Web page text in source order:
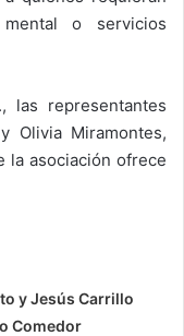
o servicios
las representantes
Olivia Miramontes,
la asociación ofrece
y Jesús Carrillo
Comedor